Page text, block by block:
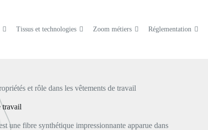
Tissus et technologies Zoom métiers Réglementation
et rôle dans les vêtements de travail
travail
une fibre synthétique impressionnante apparue dans